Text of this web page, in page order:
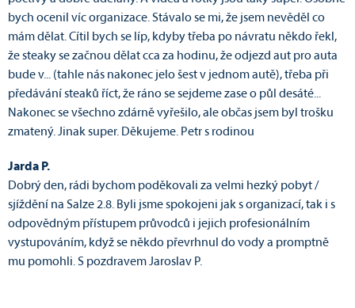
bych ocenil víc organizace. Stávalo se mi, že jsem nevěděl co
mám dělat. Cítil bych se líp, kdyby třeba po návratu někdo řekl,
že steaky se začnou dělat cca za hodinu, že odjezd aut pro auta
bude v... (tahle nás nakonec jelo šest v jednom autě), třeba při
předávání steaků říct, že ráno se sejdeme zase o půl desáté...
Nakonec se všechno zdárně vyřešilo, ale občas jsem byl trošku
zmatený. Jinak super. Děkujeme. Petr s rodinou
Jarda P.
Dobrý den, rádi bychom poděkovali za velmi hezký pobyt /
sjíždění na Salze 2.8. Byli jsme spokojeni jak s organizací, tak i s
odpovědným přístupem průvodců i jejich profesionálním
vystupováním, když se někdo převrhnul do vody a promptně
mu pomohli. S pozdravem Jaroslav P.